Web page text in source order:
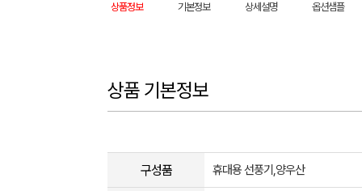
상품정보 기본정보 상세설명 옵션샘플
상품 기본정보
구성품 휴대용 선풍기,양우산